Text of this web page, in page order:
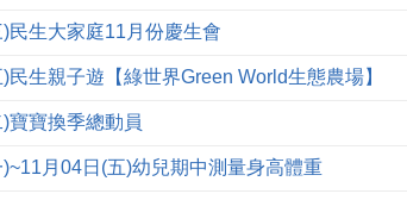
民生大家庭11月份慶生會
生親子遊【綠世界Green World生態農場】
寶寶換季總動員
月04日(五)幼兒期中測量身高體重